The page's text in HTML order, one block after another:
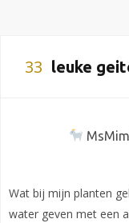
33 leuke
Wat bij mijn planten
water geven met een